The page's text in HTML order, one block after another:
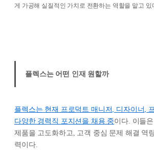
게 가공해 실질적인 가치로 전환하는 역할을 맡고 있
플렉스는 어떤 인재 원할까
플렉스는 현재 프로덕트 매니저, 디자이너,
다양한 경력직 포지션을 채용 중이다. 이들
제품을 고도화하고, 고객 중심 문제 해결 역
력이다.